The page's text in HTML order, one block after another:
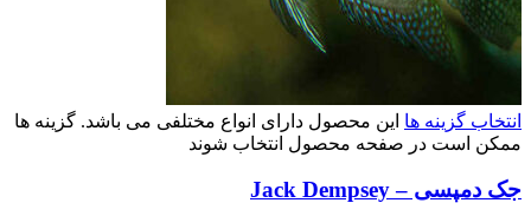
انتخاب گزینه ها این محصول دارای انواع مختلفی می باشد. گزینه ها
ممکن است در صفحه محصول انتخاب شوند
جک دمپسی – Jack Dempsey